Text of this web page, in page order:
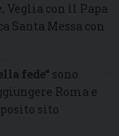
con il Papa
Santa Messa con
fede“ sono
Roma e
sito